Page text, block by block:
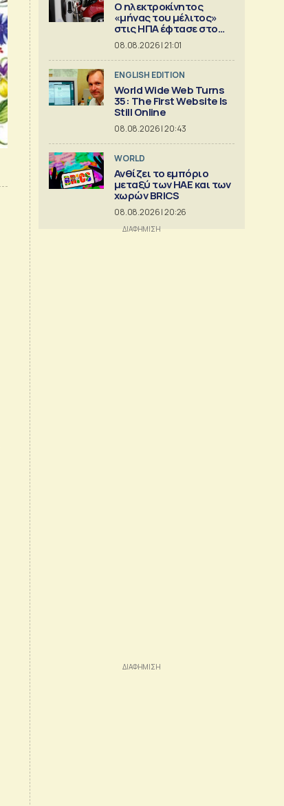
Ο ηλεκτροκίνητος
«μήνας του μέλιτος»
στις ΗΠΑ έφτασε στο
τέλος του
08.08.2026 | 21:01
ENGLISH EDITION
World Wide Web Turns
35: The First Website Is
Still Online
08.08.2026 | 20:43
WORLD
Ανθίζει το εμπόριο
μεταξύ των ΗΑΕ και των
χωρών BRICS
08.08.2026 | 20:26